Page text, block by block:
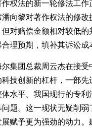
法的新一轮修法工作
潘向黎对著作权法的修
对赔偿金额相对较低
理预期，填补其诉讼成
团总裁周云杰在接受
技创新的杠杆，一部
水平。我国现行的专
题。这一现状无疑削
赋予更为强劲的动力